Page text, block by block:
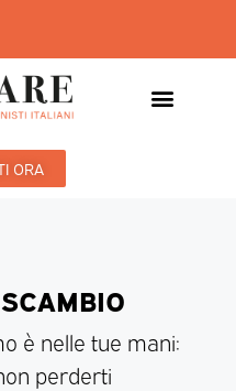
ORA
è nelle tue mani:
perderti